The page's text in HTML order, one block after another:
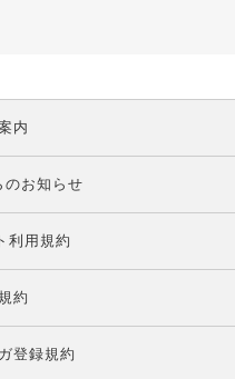
内
のお知らせ
利用規約
約
登録規約